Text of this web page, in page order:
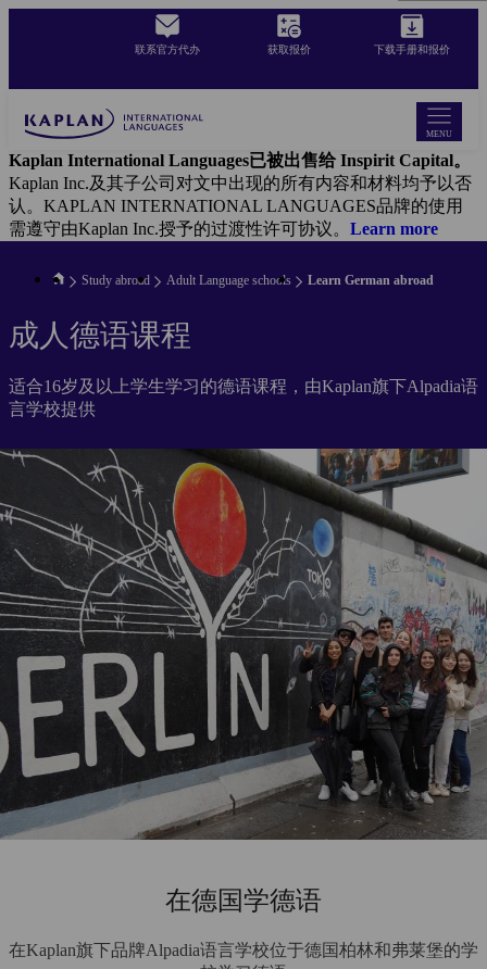
联系官方代办 获取报价 下载手册和报价
MENU
Kaplan International Languages已被出售给 Inspirit Capital。
Kaplan Inc.及其子公司对文中出现的所有内容和材料均予以否
认。KAPLAN INTERNATIONAL LANGUAGES品牌的使用
需遵守由Kaplan Inc.授予的过渡性许可协议。 Learn more
Study abroad Adult Language schools Learn German abroad
成人德语课程
适合16岁及以上学生学习的德语课程，由Kaplan旗下Alpadia语
言学校提供
在德国学德语
在Kaplan旗下品牌Alpadia语言学校位于德国柏林和弗莱堡的学